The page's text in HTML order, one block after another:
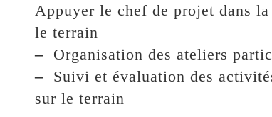
Appuyer le chef de projet dans
le terrain
–Organisation des ateliers
–Suivi et évaluation des
sur le terrain